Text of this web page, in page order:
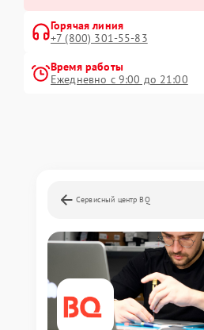
Горячая линия
+7 (800) 301-55-83
Время работы
Ежедневно с 9:00 до 21:00
Сервисный центр BQ